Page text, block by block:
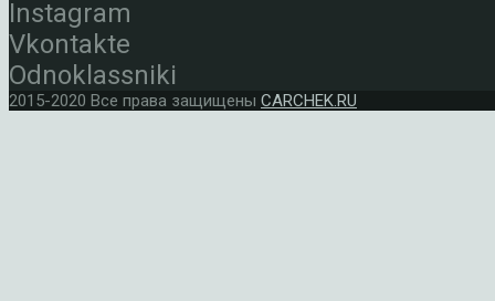
Instagram
Vkontakte
Odnoklassniki
2015-2020 Все права защищены CARCHEK.RU